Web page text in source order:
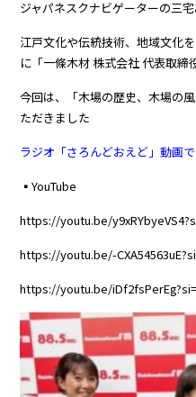
ジャパネスクナビゲーターの三宅
江戸文化や伝統技術、地域文化
に「一條木材 株式会社 代表取
今回は、「木場の歴史、木場の
ただきました
ラジオ「さろんどおえど」動画
▪️YouTube
https://youtu.be/
https://youtu.be/-
https://youtu.be/